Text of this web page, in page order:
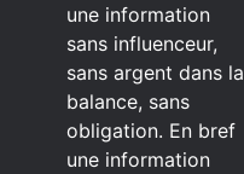
une information
sans influenceur,
sans argent dans la
balance, sans
obligation. En bref
une information